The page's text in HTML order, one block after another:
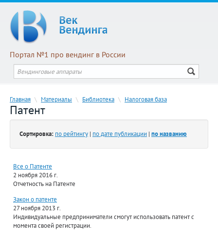
Портал №1 про вендинг в России
Главная \ Материалы \ Библиотека \ Налоговая база
Патент
Сортировка: по рейтингу | по дате публикации | по названию
Все о Патенте
2 ноября 2016 г.
Отчетность на Патенте
Закон о патенте
27 ноября 2013 г.
Индивидуальные предприниматели смогут использовать патент с
момента своей регистрации.